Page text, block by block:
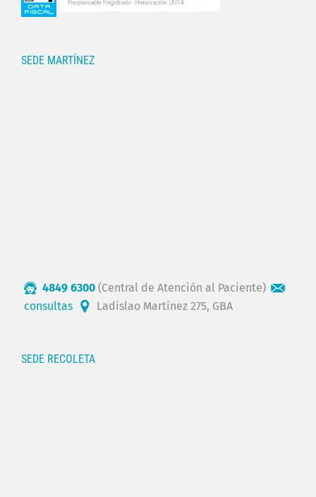
SEDE MARTÍNEZ
4849 6300 (Central de Atención al Paciente)
consultas
Ladislao Martínez 275, GBA
SEDE RECOLETA